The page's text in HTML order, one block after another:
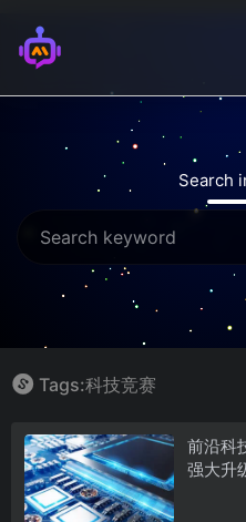
Search
Tags:科技竞赛
前沿科
强大升